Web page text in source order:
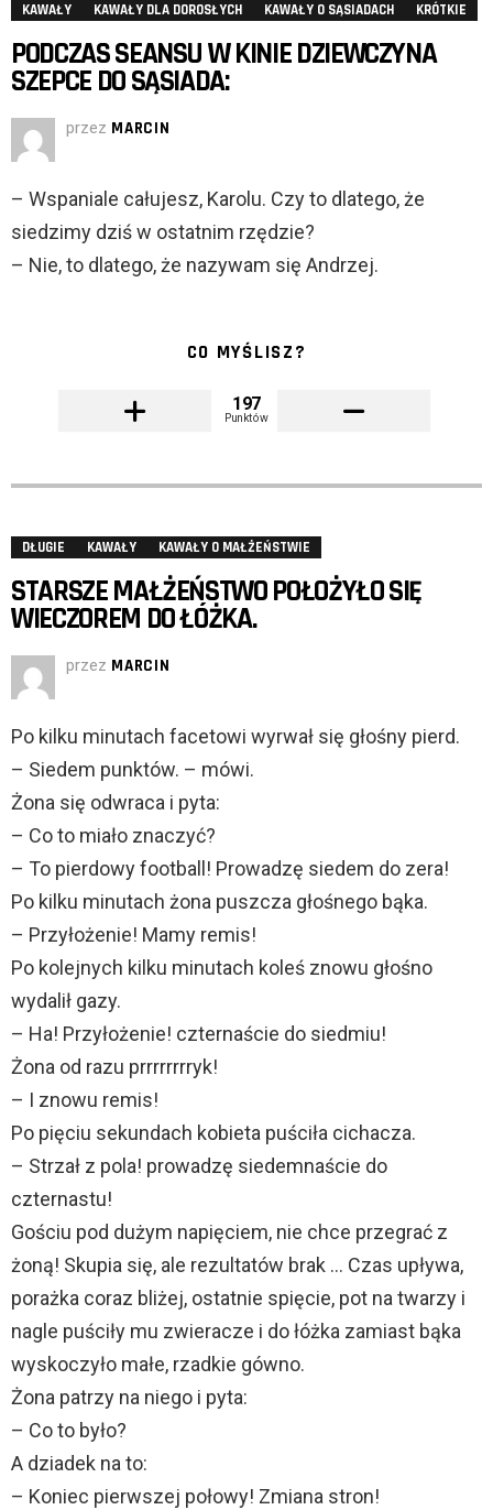
KAWAŁY KAWAŁY DLA DOROSŁYCH KAWAŁY O SĄSIADACH KRÓTKIE
PODCZAS SEANSU W KINIE DZIEWCZYNA
SZEPCE DO SĄSIADA:
przez MARCIN
– Wspaniale całujesz, Karolu. Czy to dlatego, że
siedzimy dziś w ostatnim rzędzie?
– Nie, to dlatego, że nazywam się Andrzej.
CO MYŚLISZ?
197
Punktów
DŁUGIE KAWAŁY KAWAŁY O MAŁŻEŃSTWIE
STARSZE MAŁŻEŃSTWO POŁOŻYŁO SIĘ
WIECZOREM DO ŁÓŻKA.
przez MARCIN
Po kilku minutach facetowi wyrwał się głośny pierd.
– Siedem punktów. – mówi.
Żona się odwraca i pyta:
– Co to miało znaczyć?
– To pierdowy football! Prowadzę siedem do zera!
Po kilku minutach żona puszcza głośnego bąka.
– Przyłożenie! Mamy remis!
Po kolejnych kilku minutach koleś znowu głośno
wydalił gazy.
– Ha! Przyłożenie! czternaście do siedmiu!
Żona od razu prrrrrrrryk!
– I znowu remis!
Po pięciu sekundach kobieta puściła cichacza.
– Strzał z pola! prowadzę siedemnaście do
czternastu!
Gościu pod dużym napięciem, nie chce przegrać z
żoną! Skupia się, ale rezultatów brak … Czas upływa,
porażka coraz bliżej, ostatnie spięcie, pot na twarzy i
nagle puściły mu zwieracze i do łóżka zamiast bąka
wyskoczyło małe, rzadkie gówno.
Żona patrzy na niego i pyta:
– Co to było?
A dziadek na to:
– Koniec pierwszej połowy! Zmiana stron!